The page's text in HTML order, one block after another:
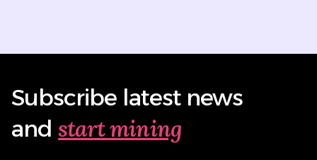
Subscribe latest news
and start mining